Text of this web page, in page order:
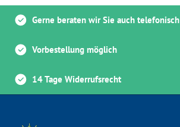
Gerne beraten wir Sie auch telefonisch
Vorbestellung möglich
14 Tage Widerrufsrecht